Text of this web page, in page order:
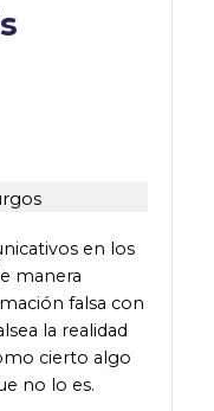
en los
manera
falsa con
la realidad
cierto algo
no lo es.